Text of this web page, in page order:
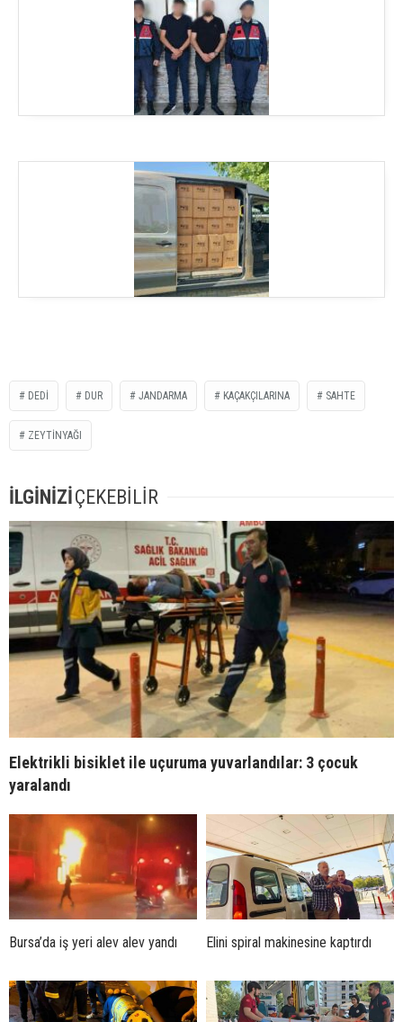
DEDI DUR JANDARMA KAÇAKÇILARINA SAHTE
ZEYTINYAĞI
İLGİNİZİÇEKEBİLİR
Elektrikli bisiklet ile uçuruma yuvarlandılar: 3 çocuk
yaralandı
Bursa’da iş yeri alev alev yandı Elini spiral makinesine kaptırdı